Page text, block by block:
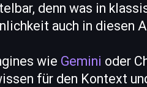
denn was in
auch in diesen
wie Gemini oder
für den Kontext